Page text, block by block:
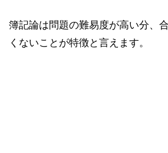
簿記論は問題の難易度が高い分、
くないことが特徴と言えます。